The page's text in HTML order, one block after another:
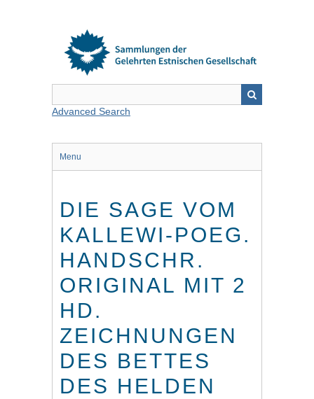
Advanced Search
Menu
DIE SAGE VOM
KALLEWI-POEG.
HANDSCHR.
ORIGINAL MIT 2
HD.
ZEICHNUNGEN
DES BETTES
DES HELDEN